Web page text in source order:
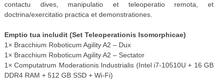
contactu dives, manipulatio et teleoperatio remota, et
doctrina/exercitatio practica et demonstrationes.
Emptio tua includit (Set Teleoperationis Isomorphicae)
1× Bracchium Roboticum Agility A2 – Dux
1× Bracchium Roboticum Agility A2 – Sectator
1× Computatrum Moderationis Industrialis (Intel i7-10510U + 16 GB
DDR4 RAM + 512 GB SSD + Wi-Fi)